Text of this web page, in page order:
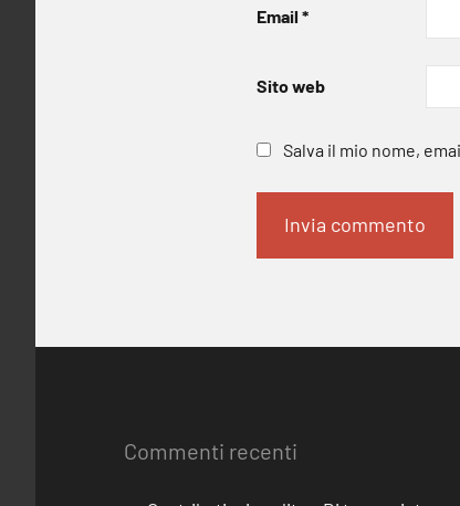
Email *
Sito web
Salva il mio nome,
Commenti recenti